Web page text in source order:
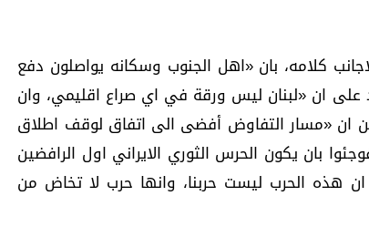
كلامه، بان «اهل الجنوب وسكانه يواصلون دفع
ان «لبنان ليس ورقة في اي صراع اقليمي، وان
ان «مسار التفاوض أفضى الى اتفاق لوقف اطلاق
بان يكون الحرس الثوري الايراني اول الرافضين
هذه الحرب ليست حربنا، وانها حرب لا تخاض من